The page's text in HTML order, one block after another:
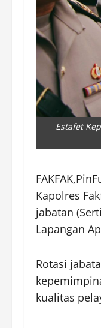
Estafet
Kapolres
jabatan
Lapangan
Rotasi
kualitas